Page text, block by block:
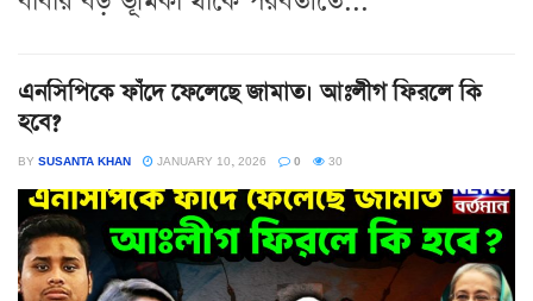
এনসিপিকে ফাঁদে ফেলেছে জামাত। আঃলীগ ফিরলে কি
হবে?
BY SUSANTA KHAN JANUARY 10, 2026 0 30